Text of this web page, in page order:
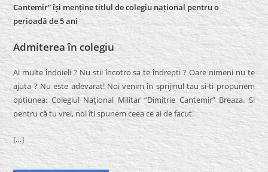
Cantemir” își menține titlul de colegiu național pentru o
perioadă de 5 ani
Admiterea în colegiu
Ai multe îndoieli ? Nu stii încotro sa te îndrepti ? Oare nimeni nu te
ajuta ? Nu este adevarat! Noi venim în sprijinul tau si-ti propunem
optiunea: Colegiul Naţional Militar “Dimitrie Cantemir” Breaza. Si
pentru că tu vrei, noi îti spunem ceea ce ai de facut.
[…]